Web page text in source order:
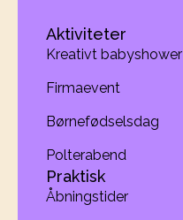
Aktiviteter
Kreativt babyshower
Firmaevent
Børnefødselsdag
Polterabend
Praktisk
Åbningstider